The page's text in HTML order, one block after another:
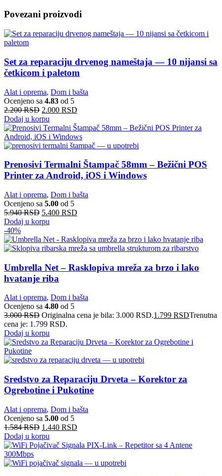
Povezani proizvodi
Set za reparaciju drvenog nameštaja — 10 nijansi sa
četkicom i paletom
Alat i oprema, Dom i bašta
Ocenjeno sa 4.83 od 5
2.200RSD 2.000 RSD
Dodaj u korpu
Prenosivi Termalni Štampač 58mm – Bežični POS
Printer za Android, iOS i Windows
Alat i oprema, Dom i bašta
Ocenjeno sa 5.00 od 5
5.940RSD 5.400 RSD
Dodaj u korpu
-40%
Umbrella Net – Rasklopiva mreža za brzo i lako
hvatanje riba
Alat i oprema, Dom i bašta
Ocenjeno sa 4.80 od 5
3.000RSD Originalna cena je bila: 3.000 RSD.1.799 RSDTrenutna
cena je: 1.799 RSD.
Dodaj u korpu
Sredstvo za Reparaciju Drveta – Korektor za
Ogrebotine i Pukotine
Alat i oprema, Dom i bašta
Ocenjeno sa 5.00 od 5
1.584RSD 1.440 RSD
Dodaj u korpu